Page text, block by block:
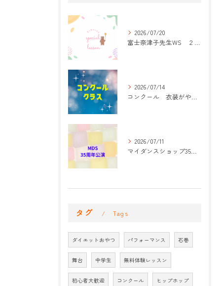
2026/07/20
富士奈津子先生WS ２回目
2026/07/14
コンクール 衣装がやって来た！
2026/07/11
マイダンスショップ35周年記念公演 振付開始
タグ Tags
ダイエットおやつ パフォーマンス 石巻
舞台 中学生 無料体験レッスン
初心者大歓迎 コンクール ヒップホップ